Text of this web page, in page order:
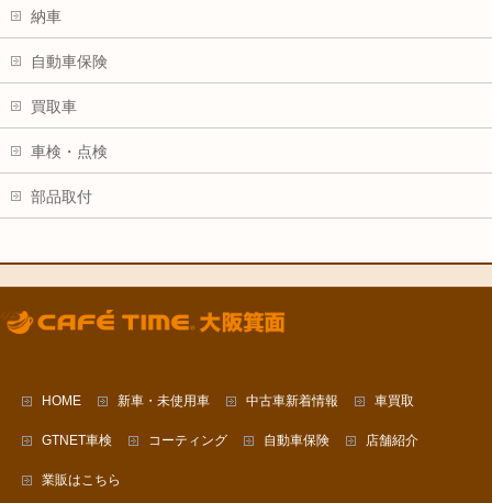
納車
自動車保険
買取車
車検・点検
部品取付
HOME 新車・未使用車 中古車新着情報 車買取
GTNET車検 コーティング 自動車保険 店舗紹介
業販はこちら